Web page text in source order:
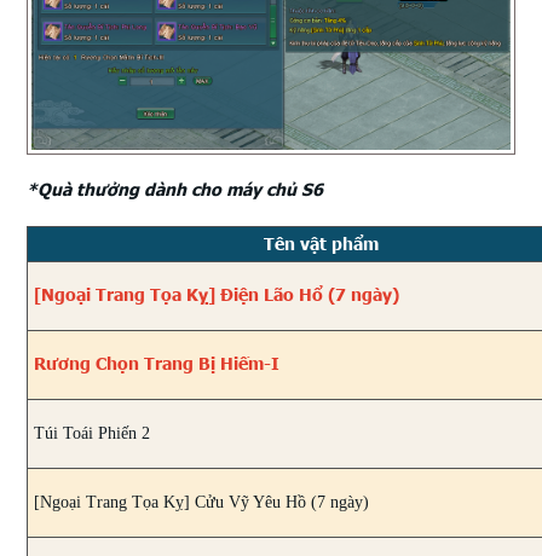
*Quà thưởng dành cho máy chủ S6
Tên vật phẩm
[Ngoại Trang Tọa Kỵ] Điện Lão Hổ (7 ngày)
Rương Chọn Trang Bị Hiếm-I
Túi Toái Phiến 2
[Ngoại Trang Tọa Kỵ] Cửu Vỹ Yêu Hồ (7 ngày)